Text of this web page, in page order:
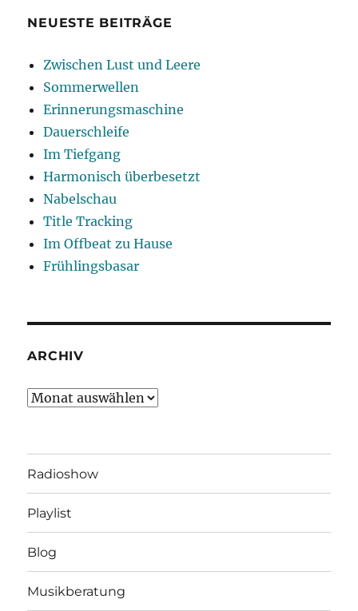
NEUESTE BEITRÄGE
Zwischen Lust und Leere
Sommerwellen
Erinnerungsmaschine
Dauerschleife
Im Tiefgang
Harmonisch überbesetzt
Nabelschau
Title Tracking
Im Offbeat zu Hause
Frühlingsbasar
ARCHIV
Archiv
Radioshow
Playlist
Blog
Musikberatung